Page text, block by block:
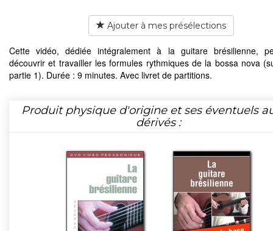
Ajouter à mes présélections
Cette vidéo, dédiée intégralement à la guitare brésilienne,
découvrir et travailler les formules rythmiques de la bossa nova
partie 1). Durée : 9 minutes. Avec livret de partitions.
Produit physique d'origine et ses éventuels
dérivés :